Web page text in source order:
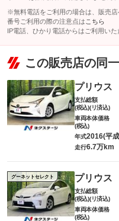
※無料電話をご利用の場合は、販売
番号ご利用の際の注意点は こちら
IP電話、ひかり電話からはご利用いた
この販売店の同
プリウス
支払総額
(税込)(リ済込)
車両本体価格
(税込)
年式2016(平
走行6.7万km
グーネットセレクト プリウス
支払総額
(税込)(リ済込)
車両本体価格
(税込)